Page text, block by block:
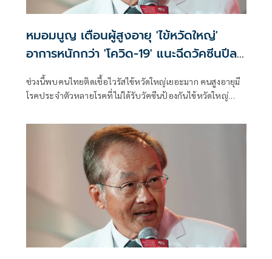
หมอมนูญ เตือนผู้สูงอายุ 'ไข้หวัดใหญ่'
อาการหนักกว่า 'โควิด-19' แนะฉีดวัคซีนปีละ
เข็ม ลดรุนแรง
ช่วงนี้พบคนไทยติดเชื้อไวรัสไข้หวัดใหญ่เยอะมาก คนสูงอายุมี
โรคประจำตัวหลายโรคที่ไม่ได้รับวัคซีนป้องกันไข้หวัดใหญ่